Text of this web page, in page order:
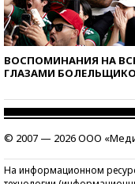
ВОСПОМИНАНИЯ НА
ГЛАЗАМИ
© 2007 — 2026 ООО
На информационном